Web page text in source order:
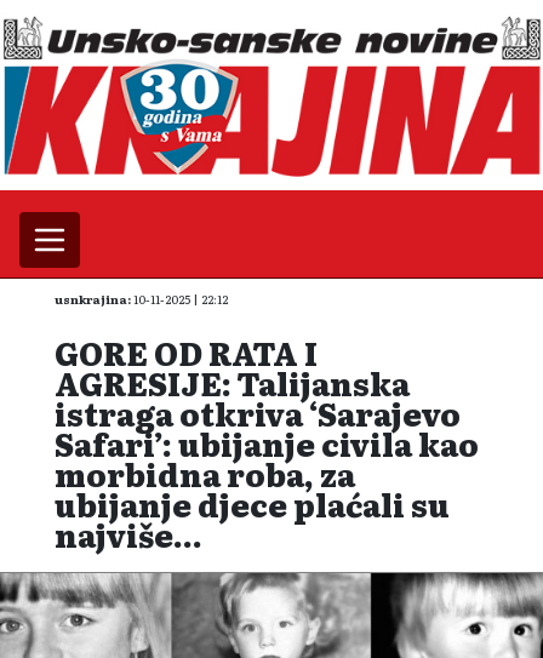
usnkrajina:10-11-2025 | 22:12
GORE OD RATA I
AGRESIJE: Talijanska
istraga otkriva ‘Sarajevo
Safari’: ubijanje civila kao
morbidna roba, za
ubijanje djece plaćali su
najviše…